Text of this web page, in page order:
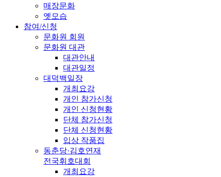
매장문화
옛모습
참여/신청
문화원 회원
문화원 대관
대관안내
대관일정
대덕백일장
개최요강
개인 참가신청
개인 신청현황
단체 참가신청
단체 신청현황
입상 작품집
동춘당·김호연재
전국휘호대회
개최요강